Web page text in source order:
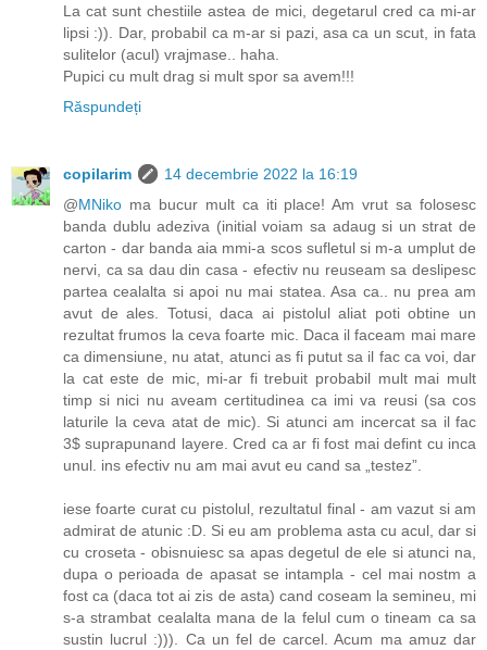
La cat sunt chestiile astea de mici, degetarul cred ca mi-ar
lipsi :)). Dar, probabil ca m-ar si pazi, asa ca un scut, in fata
sulitelor (acul) vrajmase.. haha.
Pupici cu mult drag si mult spor sa avem!!!
Răspundeți
copilarim
14 decembrie 2022 la 16:19
@MNiko ma bucur mult ca iti place! Am vrut sa folosesc
banda dublu adeziva (initial voiam sa adaug si un strat de
carton - dar banda aia mmi-a scos sufletul si m-a umplut de
nervi, ca sa dau din casa - efectiv nu reuseam sa deslipesc
partea cealalta si apoi nu mai statea. Asa ca.. nu prea am
avut de ales. Totusi, daca ai pistolul aliat poti obtine un
rezultat frumos la ceva foarte mic. Daca il faceam mai mare
ca dimensiune, nu atat, atunci as fi putut sa il fac ca voi, dar
la cat este de mic, mi-ar fi trebuit probabil mult mai mult
timp si nici nu aveam certitudinea ca imi va reusi (sa cos
laturile la ceva atat de mic). Si atunci am incercat sa il fac
3$ suprapunand layere. Cred ca ar fi fost mai defint cu inca
unul. ins efectiv nu am mai avut eu cand sa „testez”.
iese foarte curat cu pistolul, rezultatul final - am vazut si am
admirat de atunic :D. Si eu am problema asta cu acul, dar si
cu croseta - obisnuiesc sa apas degetul de ele si atunci na,
dupa o perioada de apasat se intampla - cel mai nostm a
fost ca (daca tot ai zis de asta) cand coseam la semineu, mi
s-a strambat cealalta mana de la felul cum o tineam ca sa
sustin lucrul :))). Ca un fel de carcel. Acum ma amuz dar